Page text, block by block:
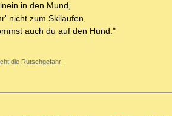
in den Mund,
nicht zum Skilaufen,
auch du auf den Hund."
die Rutschgefahr!